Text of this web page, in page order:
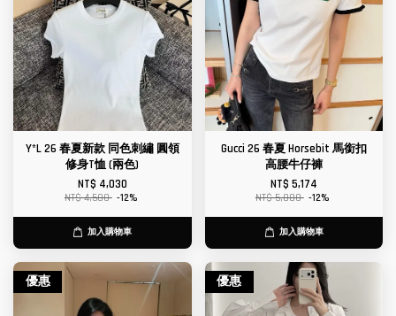
Y*L 26 春夏新款 同色刺繡 圓領
修身T恤 (兩色)
NT$ 4,030
NT$ 4,580 -12%
加入購物車
Gucci 26 春夏 Horsebit 馬銜扣
高腰牛仔褲
NT$ 5,174
NT$ 5,880 -12%
加入購物車
優惠 優惠